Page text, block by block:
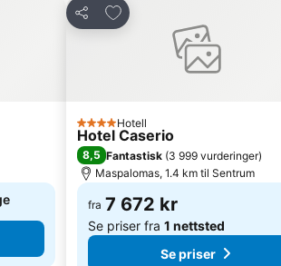
Del
Legg til i favoritter
4 Stjerner
Hotell
Hotel Caserio
8,5 Fantastisk (3 999 vurderinger)
Maspalomas, 1.4 km til Sentrum
fra 7 672 kr
Se priser fra 1 nettsted
Se priser